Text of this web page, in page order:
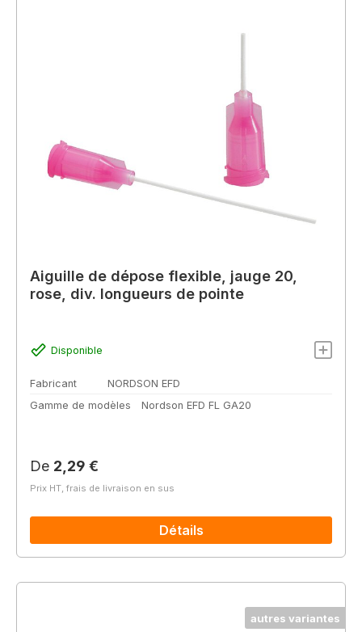
Aiguille de dépose flexible, jauge 20,
rose, div. longueurs de pointe
Disponible
Fabricant
NORDSON EFD
Gamme de modèles
Nordson EFD FL GA20
Prix régulier :
De 2,29 €
Prix HT, frais de livraison en sus
Détails
autres variantes